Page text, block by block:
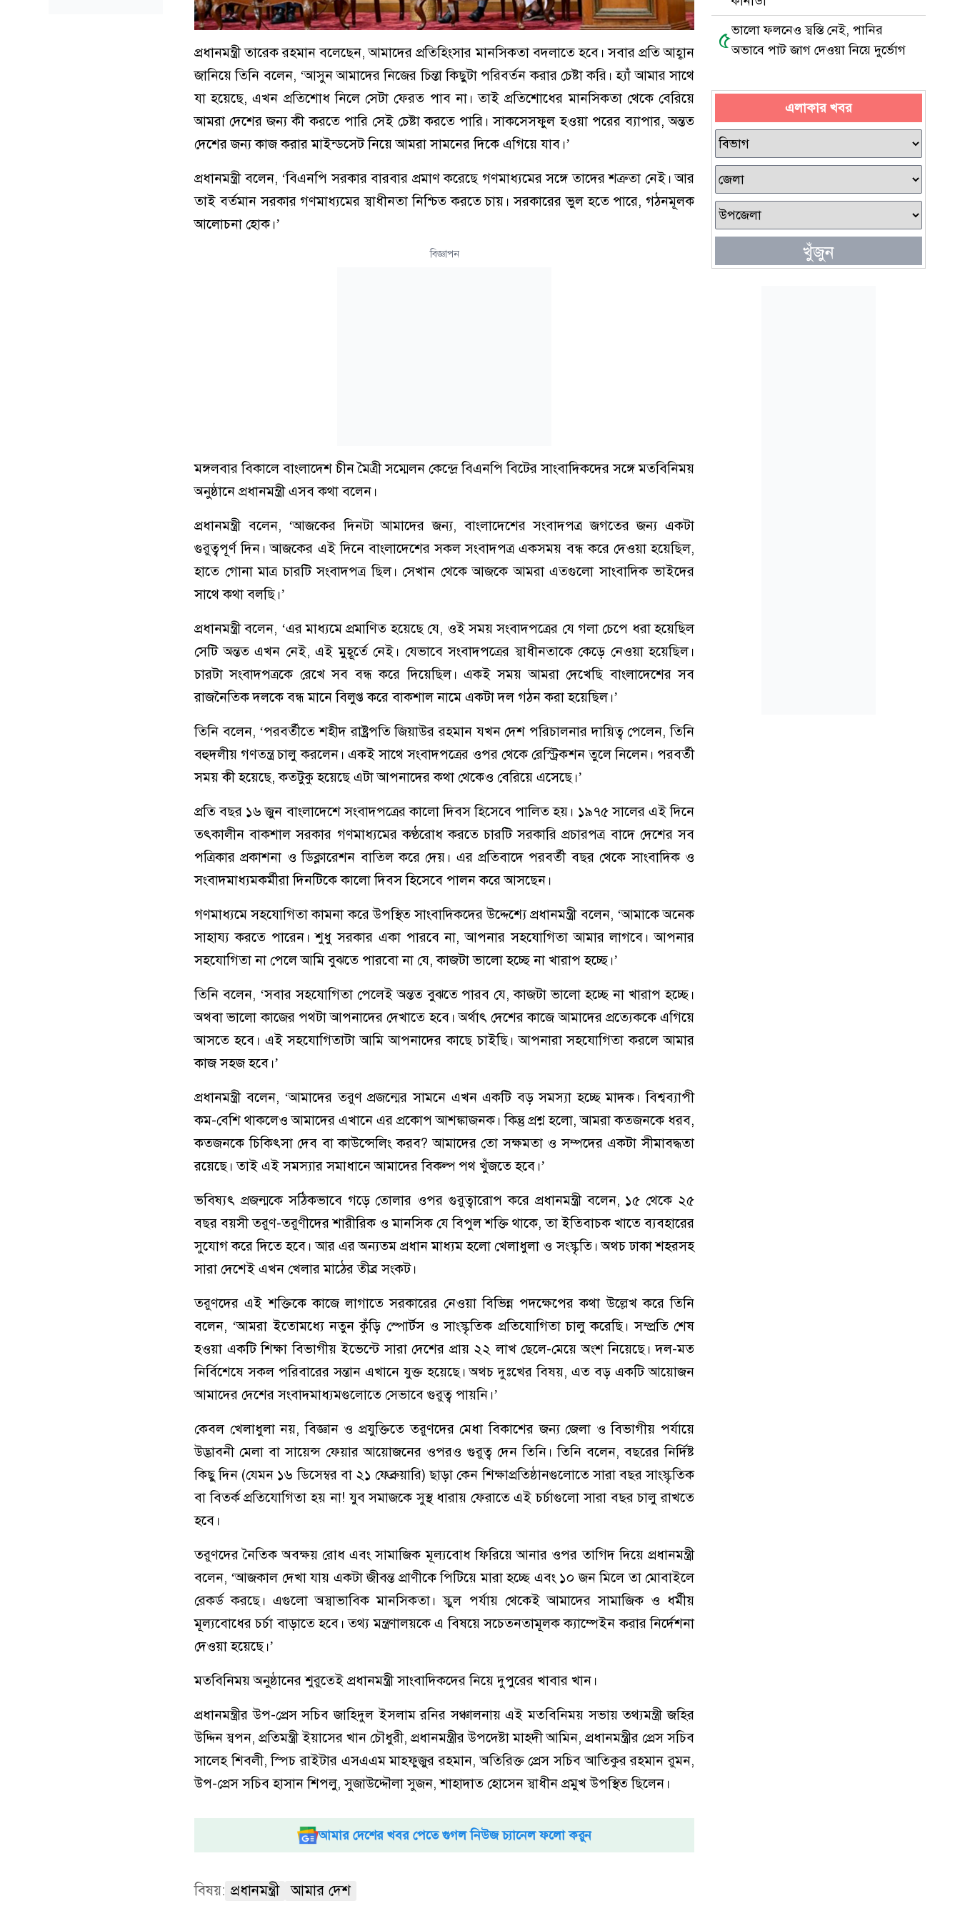
প্রধানমন্ত্রী তারেক রহমান বলেছেন, আমাদের প্রতিহিংসার মানসিকতা বদলাতে হবে। সবার প্রতি আহ্বান
জানিয়ে তিনি বলেন, ‘আসুন আমাদের নিজের চিন্তা কিছুটা পরিবর্তন করার চেষ্টা করি। হ্যাঁ আমার সাথে
যা হয়েছে, এখন প্রতিশোধ নিলে সেটা ফেরত পাব না। তাই প্রতিশোধের মানসিকতা থেকে বেরিয়ে
আমরা দেশের জন্য কী করতে পারি সেই চেষ্টা করতে পারি। সাকসেসফুল হওয়া পরের ব্যাপার, অন্তত
দেশের জন্য কাজ করার মাইন্ডসেট নিয়ে আমরা সামনের দিকে এগিয়ে যাব।’
প্রধানমন্ত্রী বলেন, ‘বিএনপি সরকার বারবার প্রমাণ করেছে গণমাধ্যমের সঙ্গে তাদের শত্রুতা নেই। আর
তাই বর্তমান সরকার গণমাধ্যমের স্বাধীনতা নিশ্চিত করতে চায়। সরকারের ভুল হতে পারে, গঠনমূলক
আলোচনা হোক।’
বিজ্ঞাপন
মঙ্গলবার বিকালে বাংলাদেশ চীন মৈত্রী সম্মেলন কেন্দ্রে বিএনপি বিটের সাংবাদিকদের সঙ্গে মতবিনিময়
অনুষ্ঠানে প্রধানমন্ত্রী এসব কথা বলেন।
প্রধানমন্ত্রী বলেন, ‘আজকের দিনটা আমাদের জন্য, বাংলাদেশের সংবাদপত্র জগতের জন্য একটা
গুরুত্বপূর্ণ দিন। আজকের এই দিনে বাংলাদেশের সকল সংবাদপত্র একসময় বন্ধ করে দেওয়া হয়েছিল,
হাতে গোনা মাত্র চারটি সংবাদপত্র ছিল। সেখান থেকে আজকে আমরা এতগুলো সাংবাদিক ভাইদের
সাথে কথা বলছি।’
প্রধানমন্ত্রী বলেন, ‘এর মাধ্যমে প্রমাণিত হয়েছে যে, ওই সময় সংবাদপত্রের যে গলা চেপে ধরা হয়েছিল
সেটি অন্তত এখন নেই, এই মুহূর্তে নেই। যেভাবে সংবাদপত্রের স্বাধীনতাকে কেড়ে নেওয়া হয়েছিল।
চারটা সংবাদপত্রকে রেখে সব বন্ধ করে দিয়েছিল। একই সময় আমরা দেখেছি বাংলাদেশের সব
রাজনৈতিক দলকে বন্ধ মানে বিলুপ্ত করে বাকশাল নামে একটা দল গঠন করা হয়েছিল।’
তিনি বলেন, ‘পরবর্তীতে শহীদ রাষ্ট্রপতি জিয়াউর রহমান যখন দেশ পরিচালনার দায়িত্ব পেলেন, তিনি
বহুদলীয় গণতন্ত্র চালু করলেন। একই সাথে সংবাদপত্রের ওপর থেকে রেস্ট্রিকশন তুলে নিলেন। পরবর্তী
সময় কী হয়েছে, কতটুকু হয়েছে এটা আপনাদের কথা থেকেও বেরিয়ে এসেছে।’
প্রতি বছর ১৬ জুন বাংলাদেশে সংবাদপত্রের কালো দিবস হিসেবে পালিত হয়। ১৯৭৫ সালের এই দিনে
তৎকালীন বাকশাল সরকার গণমাধ্যমের কণ্ঠরোধ করতে চারটি সরকারি প্রচারপত্র বাদে দেশের সব
পত্রিকার প্রকাশনা ও ডিক্লারেশন বাতিল করে দেয়। এর প্রতিবাদে পরবর্তী বছর থেকে সাংবাদিক ও
সংবাদমাধ্যমকর্মীরা দিনটিকে কালো দিবস হিসেবে পালন করে আসছেন।
গণমাধ্যমে সহযোগিতা কামনা করে উপস্থিত সাংবাদিকদের উদ্দেশ্যে প্রধানমন্ত্রী বলেন, ‘আমাকে অনেক
সাহায্য করতে পারেন। শুধু সরকার একা পারবে না, আপনার সহযোগিতা আমার লাগবে। আপনার
সহযোগিতা না পেলে আমি বুঝতে পারবো না যে, কাজটা ভালো হচ্ছে না খারাপ হচ্ছে।’
তিনি বলেন, ‘সবার সহযোগিতা পেলেই অন্তত বুঝতে পারব যে, কাজটা ভালো হচ্ছে না খারাপ হচ্ছে।
অথবা ভালো কাজের পথটা আপনাদের দেখাতে হবে। অর্থাৎ দেশের কাজে আমাদের প্রত্যেককে এগিয়ে
আসতে হবে। এই সহযোগিতাটা আমি আপনাদের কাছে চাইছি। আপনারা সহযোগিতা করলে আমার
কাজ সহজ হবে।’
প্রধানমন্ত্রী বলেন, ‘আমাদের তরুণ প্রজন্মের সামনে এখন একটি বড় সমস্যা হচ্ছে মাদক। বিশ্বব্যাপী
কম-বেশি থাকলেও আমাদের এখানে এর প্রকোপ আশঙ্কাজনক। কিন্তু প্রশ্ন হলো, আমরা কতজনকে ধরব,
কতজনকে চিকিৎসা দেব বা কাউন্সেলিং করব? আমাদের তো সক্ষমতা ও সম্পদের একটা সীমাবদ্ধতা
রয়েছে। তাই এই সমস্যার সমাধানে আমাদের বিকল্প পথ খুঁজতে হবে।’
ভবিষ্যৎ প্রজন্মকে সঠিকভাবে গড়ে তোলার ওপর গুরুত্বারোপ করে প্রধানমন্ত্রী বলেন, ১৫ থেকে ২৫
বছর বয়সী তরুণ-তরুণীদের শারীরিক ও মানসিক যে বিপুল শক্তি থাকে, তা ইতিবাচক খাতে ব্যবহারের
সুযোগ করে দিতে হবে। আর এর অন্যতম প্রধান মাধ্যম হলো খেলাধুলা ও সংস্কৃতি। অথচ ঢাকা শহরসহ
সারা দেশেই এখন খেলার মাঠের তীব্র সংকট।
তরুণদের এই শক্তিকে কাজে লাগাতে সরকারের নেওয়া বিভিন্ন পদক্ষেপের কথা উল্লেখ করে তিনি
বলেন, ‘আমরা ইতোমধ্যে নতুন কুঁড়ি স্পোর্টস ও সাংস্কৃতিক প্রতিযোগিতা চালু করেছি। সম্প্রতি শেষ
হওয়া একটি শিক্ষা বিভাগীয় ইভেন্টে সারা দেশের প্রায় ২২ লাখ ছেলে-মেয়ে অংশ নিয়েছে। দল-মত
নির্বিশেষে সকল পরিবারের সন্তান এখানে যুক্ত হয়েছে। অথচ দুঃখের বিষয়, এত বড় একটি আয়োজন
আমাদের দেশের সংবাদমাধ্যমগুলোতে সেভাবে গুরুত্ব পায়নি।’
কেবল খেলাধুলা নয়, বিজ্ঞান ও প্রযুক্তিতে তরুণদের মেধা বিকাশের জন্য জেলা ও বিভাগীয় পর্যায়ে
উদ্ভাবনী মেলা বা সায়েন্স ফেয়ার আয়োজনের ওপরও গুরুত্ব দেন তিনি। তিনি বলেন, বছরের নির্দিষ্ট
কিছু দিন (যেমন ১৬ ডিসেম্বর বা ২১ ফেব্রুয়ারি) ছাড়া কেন শিক্ষাপ্রতিষ্ঠানগুলোতে সারা বছর সাংস্কৃতিক
বা বিতর্ক প্রতিযোগিতা হয় না! যুব সমাজকে সুস্থ ধারায় ফেরাতে এই চর্চাগুলো সারা বছর চালু রাখতে
হবে।
তরুণদের নৈতিক অবক্ষয় রোধ এবং সামাজিক মূল্যবোধ ফিরিয়ে আনার ওপর তাগিদ দিয়ে প্রধানমন্ত্রী
বলেন, ‘আজকাল দেখা যায় একটা জীবন্ত প্রাণীকে পিটিয়ে মারা হচ্ছে এবং ১০ জন মিলে তা মোবাইলে
রেকর্ড করছে। এগুলো অস্বাভাবিক মানসিকতা। স্কুল পর্যায় থেকেই আমাদের সামাজিক ও ধর্মীয়
মূল্যবোধের চর্চা বাড়াতে হবে। তথ্য মন্ত্রণালয়কে এ বিষয়ে সচেতনতামূলক ক্যাম্পেইন করার নির্দেশনা
দেওয়া হয়েছে।’
মতবিনিময় অনুষ্ঠানের শুরুতেই প্রধানমন্ত্রী সাংবাদিকদের নিয়ে দুপুরের খাবার খান।
প্রধানমন্ত্রীর উপ-প্রেস সচিব জাহিদুল ইসলাম রনির সঞ্চালনায় এই মতবিনিময় সভায় তথ্যমন্ত্রী জহির
উদ্দিন স্বপন, প্রতিমন্ত্রী ইয়াসের খান চৌধুরী, প্রধানমন্ত্রীর উপদেষ্টা মাহদী আমিন, প্রধানমন্ত্রীর প্রেস সচিব
সালেহ শিবলী, স্পিচ রাইটার এসএএম মাহফুজুর রহমান, অতিরিক্ত প্রেস সচিব আতিকুর রহমান রুমন,
উপ-প্রেস সচিব হাসান শিপলু, সুজাউদ্দৌলা সুজন, শাহাদাত হোসেন স্বাধীন প্রমুখ উপস্থিত ছিলেন।
আমার দেশের খবর পেতে গুগল নিউজ চ্যানেল ফলো করুন
বিষয়: প্রধানমন্ত্রী আমার দেশ
৫ভালো ফলনেও স্বস্তি নেই, পানির
অভাবে পাট জাগ দেওয়া নিয়ে দুর্ভোগ
এলাকার খবর
খুঁজুন